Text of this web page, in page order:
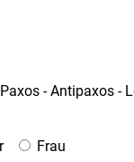
- Antipaxos -
Frau